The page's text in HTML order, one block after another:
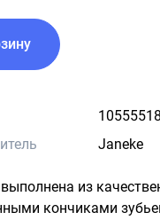
Janeke
из
кончиками